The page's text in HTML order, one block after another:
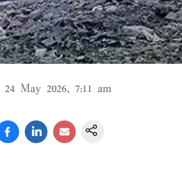
24 May 2026, 7:11 am